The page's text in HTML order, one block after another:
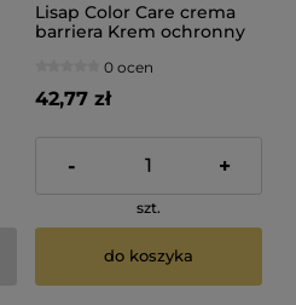
Lisap Color Care crema
barriera Krem ochronny
0 ocen
42,77 zł
- +
szt.
do koszyka